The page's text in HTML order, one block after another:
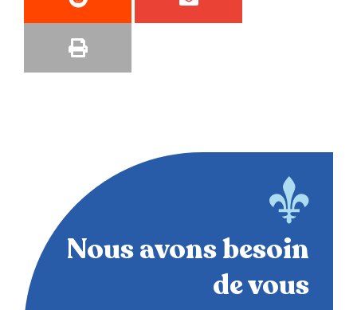
Nous avons besoin
de vous